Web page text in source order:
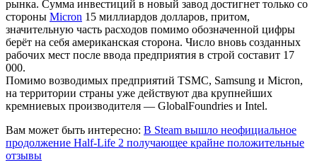
рынка. Сумма инвестиций в новый завод достигнет только со
стороны Micron 15 миллиардов долларов, притом,
значительную часть расходов помимо обозначенной цифры
берёт на себя американская сторона. Число вновь созданных
рабочих мест после ввода предприятия в строй составит 17
000.
Помимо возводимых предприятий TSMC, Samsung и Micron,
на территории страны уже действуют два крупнейших
кремниевых производителя — GlobalFoundries и Intel.
Вам может быть интересно: В Steam вышло неофициальное
продолжение Half-Life 2 получающее крайне положительные
отзывы